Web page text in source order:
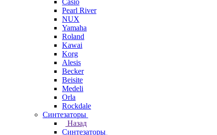
Casio
Pearl River
NUX
Yamaha
Roland
Kawai
Korg
Alesis
Becker
Beisite
Medeli
Orla
Rockdale
Синтезаторы
Назад
Синтезаторы